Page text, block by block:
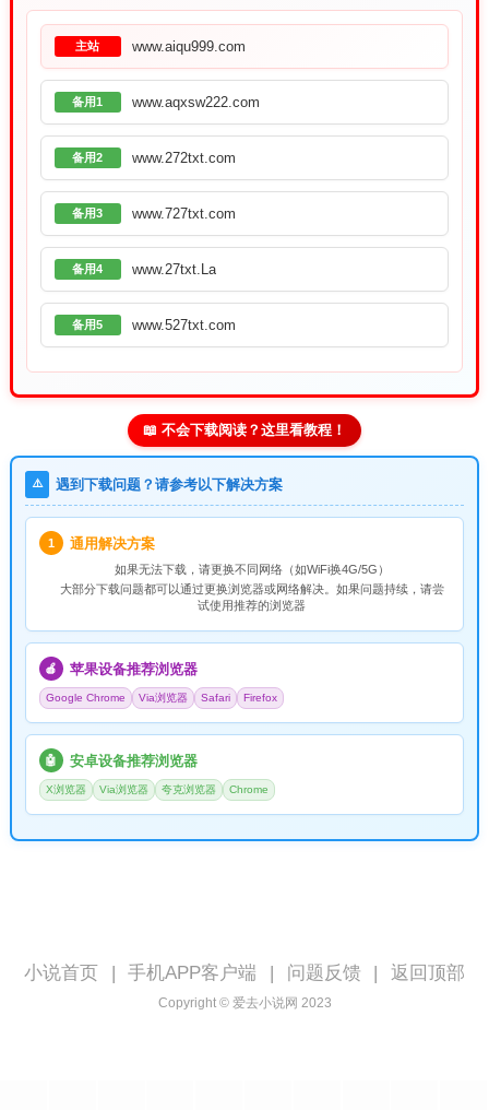
主站 www.aiqu999.com
备用1 www.aqxsw222.com
备用2 www.272txt.com
备用3 www.727txt.com
备用4 www.27txt.La
备用5 www.527txt.com
📖 不会下载阅读？这里看教程！
⚠️ 遇到下载问题？请参考以下解决方案
1 通用解决方案
如果无法下载，请更换不同网络（如WiFi换4G/5G）
大部分下载问题都可以通过更换浏览器或网络解决。如果问题持续，请尝
试使用推荐的浏览器
🍎 苹果设备推荐浏览器
Google Chrome Via浏览器 Safari Firefox
🤖 安卓设备推荐浏览器
X浏览器 Via浏览器 夸克浏览器 Chrome
小说首页 手机APP客户端 问题反馈 返回顶部
Copyright © 爱去小说网 2023